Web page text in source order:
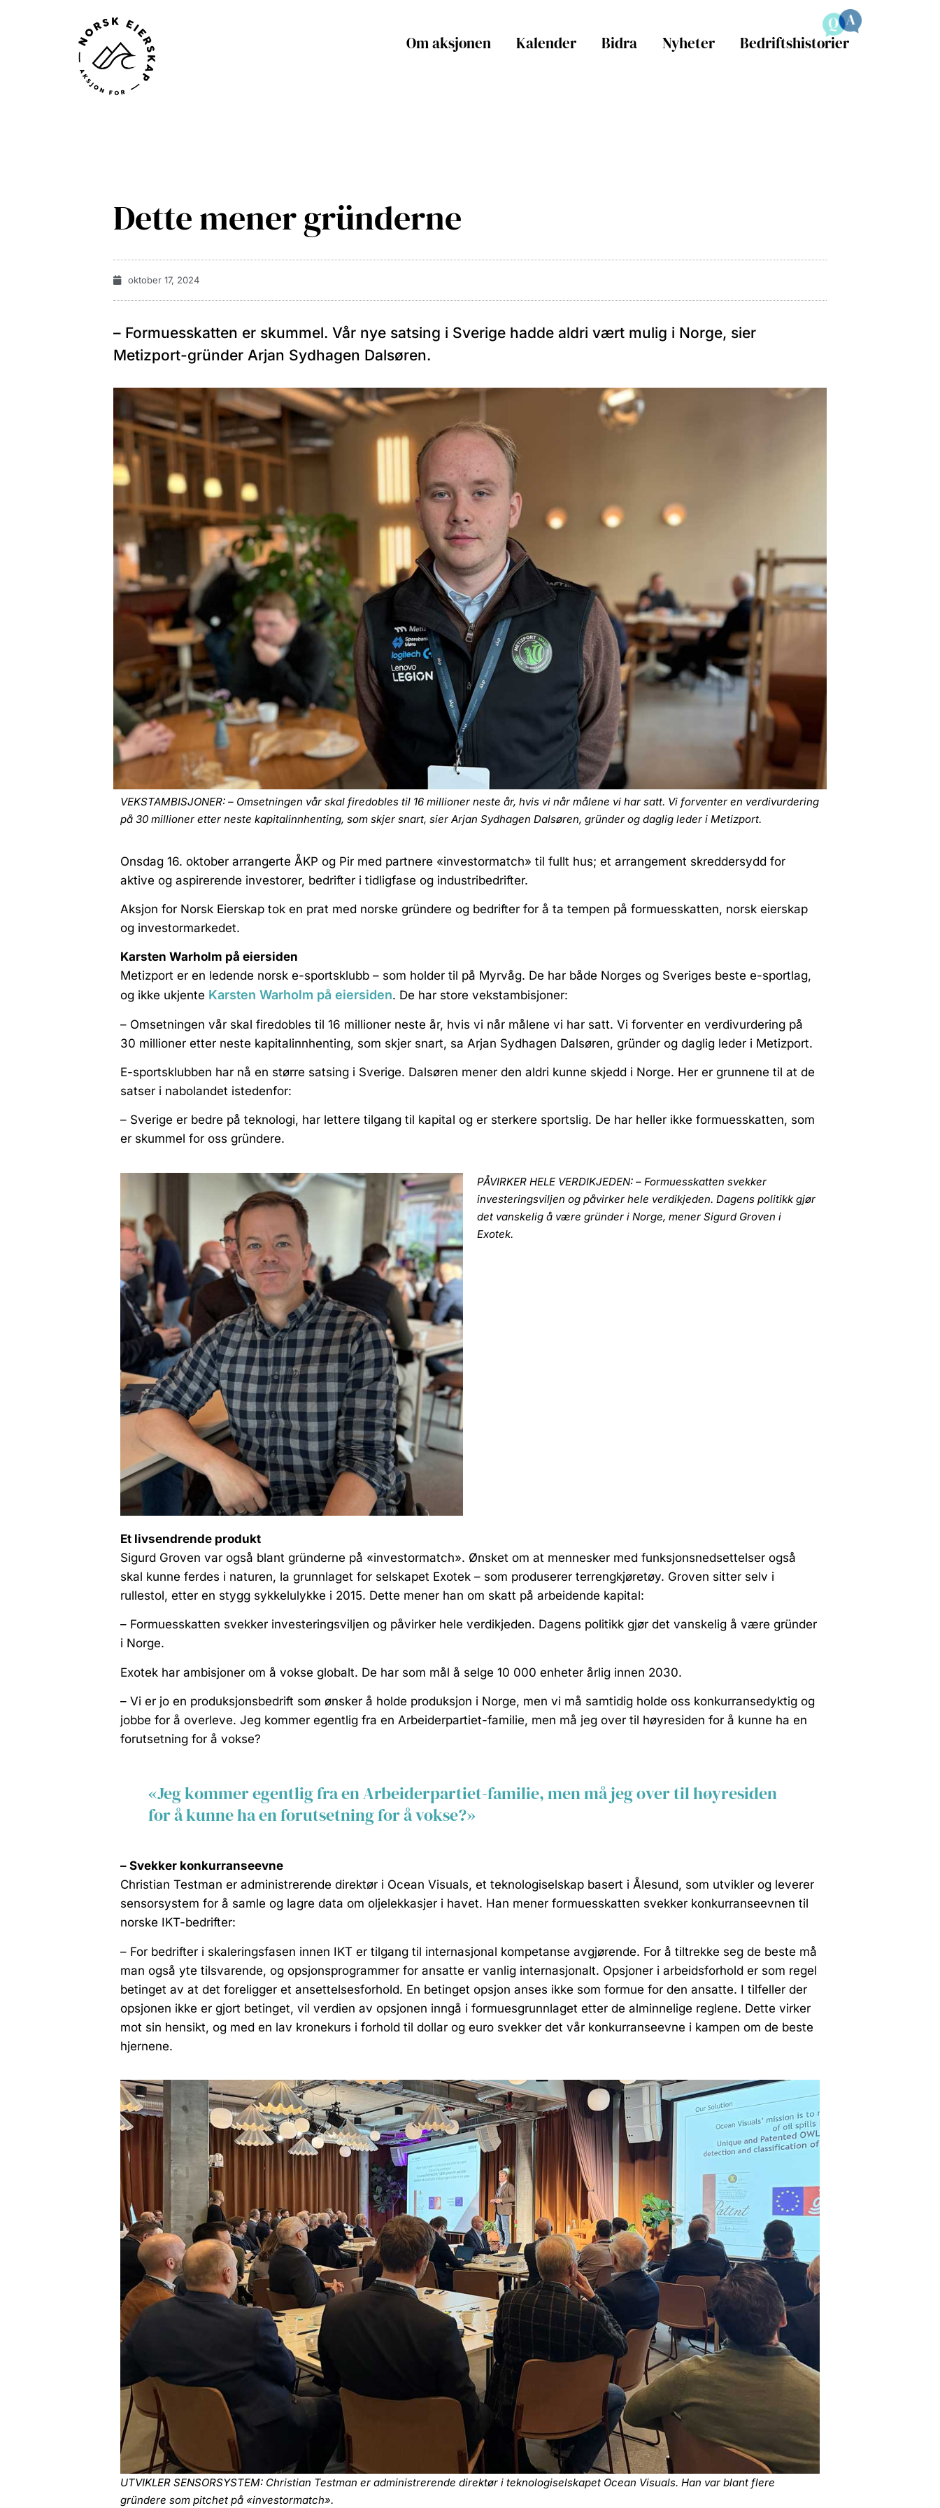
Om aksjonen Kalender Bidra Nyheter Bedriftshistorier
Dette mener gründerne
oktober 17, 2024
– Formuesskatten er skummel. Vår nye satsing i Sverige hadde aldri vært mulig i Norge, sier
Metizport-gründer Arjan Sydhagen Dalsøren.
VEKSTAMBISJONER: – Omsetningen vår skal firedobles til 16 millioner neste år, hvis vi når målene vi har satt. Vi forventer en verdivurdering
på 30 millioner etter neste kapitalinnhenting, som skjer snart, sier Arjan Sydhagen Dalsøren, gründer og daglig leder i Metizport.
Onsdag 16. oktober arrangerte ÅKP og Pir med partnere «investormatch» til fullt hus; et arrangement skreddersydd for
aktive og aspirerende investorer, bedrifter i tidligfase og industribedrifter.
Aksjon for Norsk Eierskap tok en prat med norske gründere og bedrifter for å ta tempen på formuesskatten, norsk eierskap
og investormarkedet.
Karsten Warholm på eiersiden
Metizport er en ledende norsk e-sportsklubb – som holder til på Myrvåg. De har både Norges og Sveriges beste e-sportlag,
og ikke ukjente Karsten Warholm på eiersiden. De har store vekstambisjoner:
– Omsetningen vår skal firedobles til 16 millioner neste år, hvis vi når målene vi har satt. Vi forventer en verdivurdering på
30 millioner etter neste kapitalinnhenting, som skjer snart, sa Arjan Sydhagen Dalsøren, gründer og daglig leder i Metizport.
E-sportsklubben har nå en større satsing i Sverige. Dalsøren mener den aldri kunne skjedd i Norge. Her er grunnene til at de
satser i nabolandet istedenfor:
– Sverige er bedre på teknologi, har lettere tilgang til kapital og er sterkere sportslig. De har heller ikke formuesskatten, som
er skummel for oss gründere.
PÅVIRKER HELE VERDIKJEDEN: – Formuesskatten svekker
investeringsviljen og påvirker hele verdikjeden. Dagens politikk gjør
det vanskelig å være gründer i Norge, mener Sigurd Groven i
Exotek.
Et livsendrende produkt
Sigurd Groven var også blant gründerne på «investormatch». Ønsket om at mennesker med funksjonsnedsettelser også
skal kunne ferdes i naturen, la grunnlaget for selskapet Exotek – som produserer terrengkjøretøy. Groven sitter selv i
rullestol, etter en stygg sykkelulykke i 2015. Dette mener han om skatt på arbeidende kapital:
– Formuesskatten svekker investeringsviljen og påvirker hele verdikjeden. Dagens politikk gjør det vanskelig å være gründer
i Norge.
Exotek har ambisjoner om å vokse globalt. De har som mål å selge 10 000 enheter årlig innen 2030.
– Vi er jo en produksjonsbedrift som ønsker å holde produksjon i Norge, men vi må samtidig holde oss konkurransedyktig og
jobbe for å overleve. Jeg kommer egentlig fra en Arbeiderpartiet-familie, men må jeg over til høyresiden for å kunne ha en
forutsetning for å vokse?
«Jeg kommer egentlig fra en Arbeiderpartiet-familie, men må jeg over til høyresiden
for å kunne ha en forutsetning for å vokse?»
– Svekker konkurranseevne
Christian Testman er administrerende direktør i Ocean Visuals, et teknologiselskap basert i Ålesund, som utvikler og leverer
sensorsystem for å samle og lagre data om oljelekkasjer i havet. Han mener formuesskatten svekker konkurranseevnen til
norske IKT-bedrifter:
– For bedrifter i skaleringsfasen innen IKT er tilgang til internasjonal kompetanse avgjørende. For å tiltrekke seg de beste må
man også yte tilsvarende, og opsjonsprogrammer for ansatte er vanlig internasjonalt. Opsjoner i arbeidsforhold er som regel
betinget av at det foreligger et ansettelsesforhold. En betinget opsjon anses ikke som formue for den ansatte. I tilfeller der
opsjonen ikke er gjort betinget, vil verdien av opsjonen inngå i formuesgrunnlaget etter de alminnelige reglene. Dette virker
mot sin hensikt, og med en lav kronekurs i forhold til dollar og euro svekker det vår konkurranseevne i kampen om de beste
hjernene.
UTVIKLER SENSORSYSTEM: Christian Testman er administrerende direktør i teknologiselskapet Ocean Visuals. Han var blant flere
gründere som pitchet på «investormatch».